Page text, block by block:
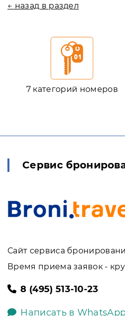
← назад в раздел
7 категорий номеров
Сервис
Сайт сервиса
Время приема заявок -
8 (495) 513-10-23
Написать в